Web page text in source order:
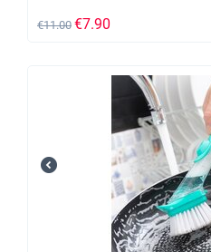
Στυλ Ζεν
Τηλέφωνα και Tablets
Ύπαιθρος / Κάμπινγκ
Υπολογιστές / Εξαρτήματα
Υπολογιστές / Περιφερειακά
€11.00 €7.90